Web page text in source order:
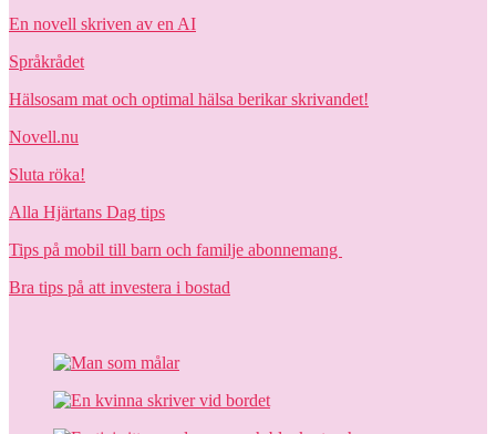
En novell skriven av en AI
Språkrådet
Hälsosam mat och optimal hälsa berikar skrivandet!
Novell.nu
Sluta röka!
Alla Hjärtans Dag tips
Tips på mobil till barn och familje abonnemang
Bra tips på att investera i bostad